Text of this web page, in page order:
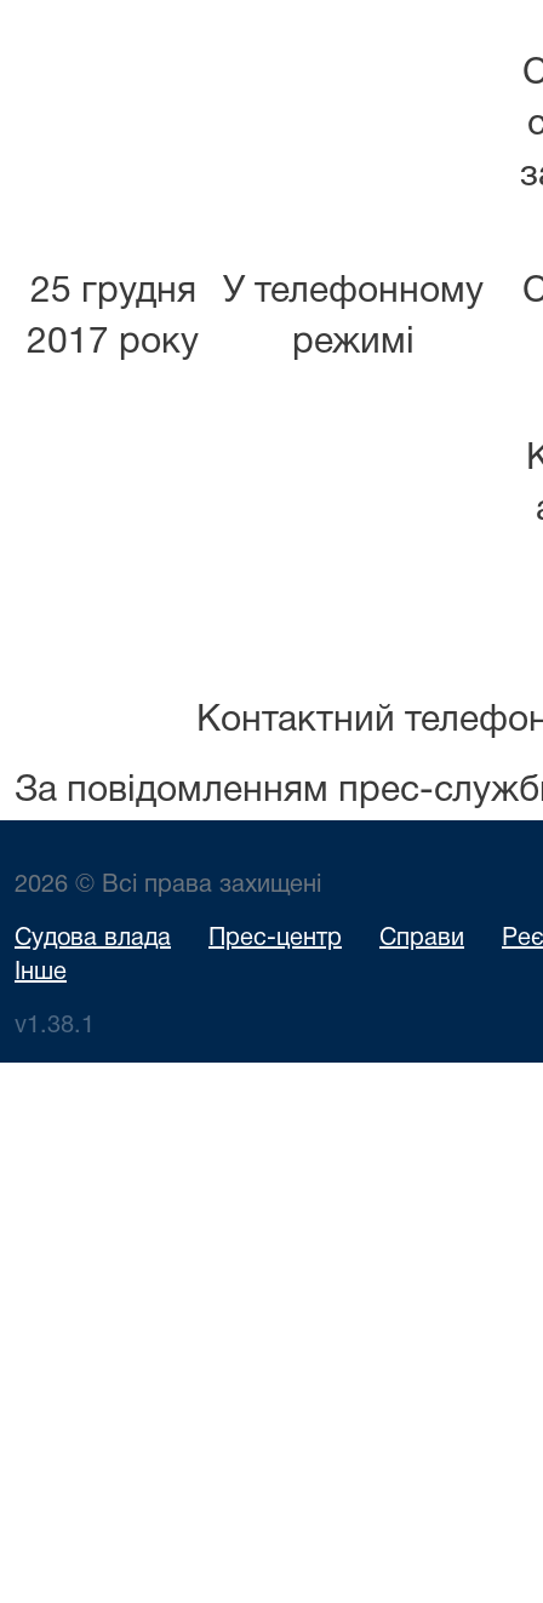
25 грудня
2017 року
У телефонному
режимі
Контактний
За повідомленням прес-
2026 © Всі права захищені
Судова влада Прес-центр Справи
Інше
v1.38.1